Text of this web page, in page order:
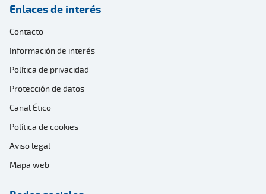
Enlaces de interés
Contacto
Información de interés
Política de privacidad
Protección de datos
Canal Ético
Política de cookies
Aviso legal
Mapa web